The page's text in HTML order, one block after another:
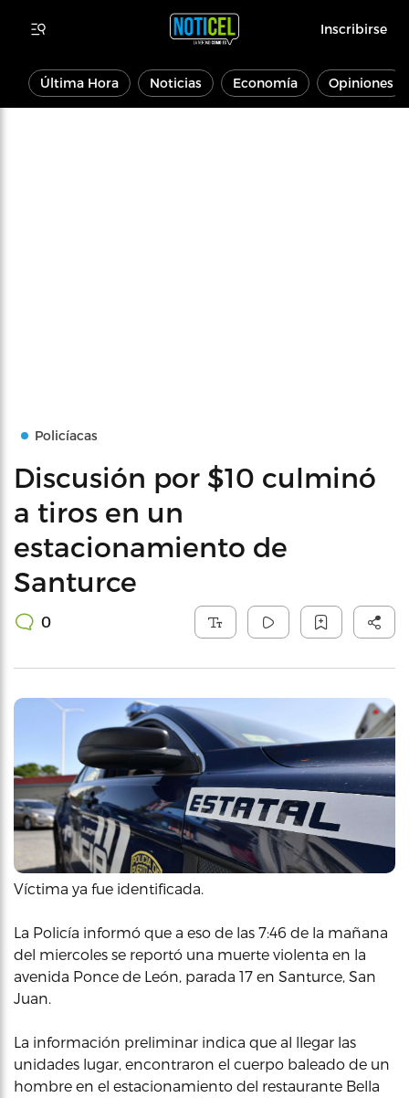
Inscribirse
Última Hora Noticias Economía Opiniones
Policíacas
Discusión por $10 culminó
a tiros en un
estacionamiento de
Santurce
0
Víctima ya fue identificada.
La Policía informó que a eso de las 7:46 de la mañana
del miercoles se reportó una muerte violenta en la
avenida Ponce de León, parada 17 en Santurce, San
Juan.
La información preliminar indica que al llegar las
unidades lugar, encontraron el cuerpo baleado de un
hombre en el estacionamiento del restaurante Bella